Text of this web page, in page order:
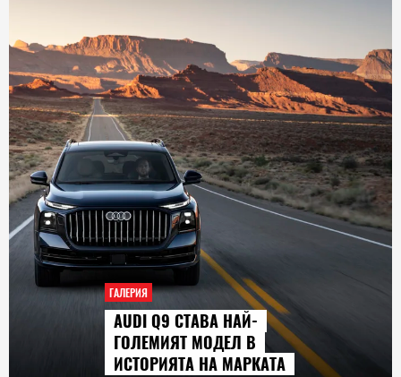
ГАЛЕРИЯ
AUDI Q9 СТАВА НАЙ-
ГОЛЕМИЯТ МОДЕЛ В
ИСТОРИЯТА НА МАРКАТА